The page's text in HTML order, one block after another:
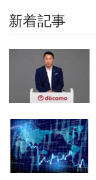
新着記事